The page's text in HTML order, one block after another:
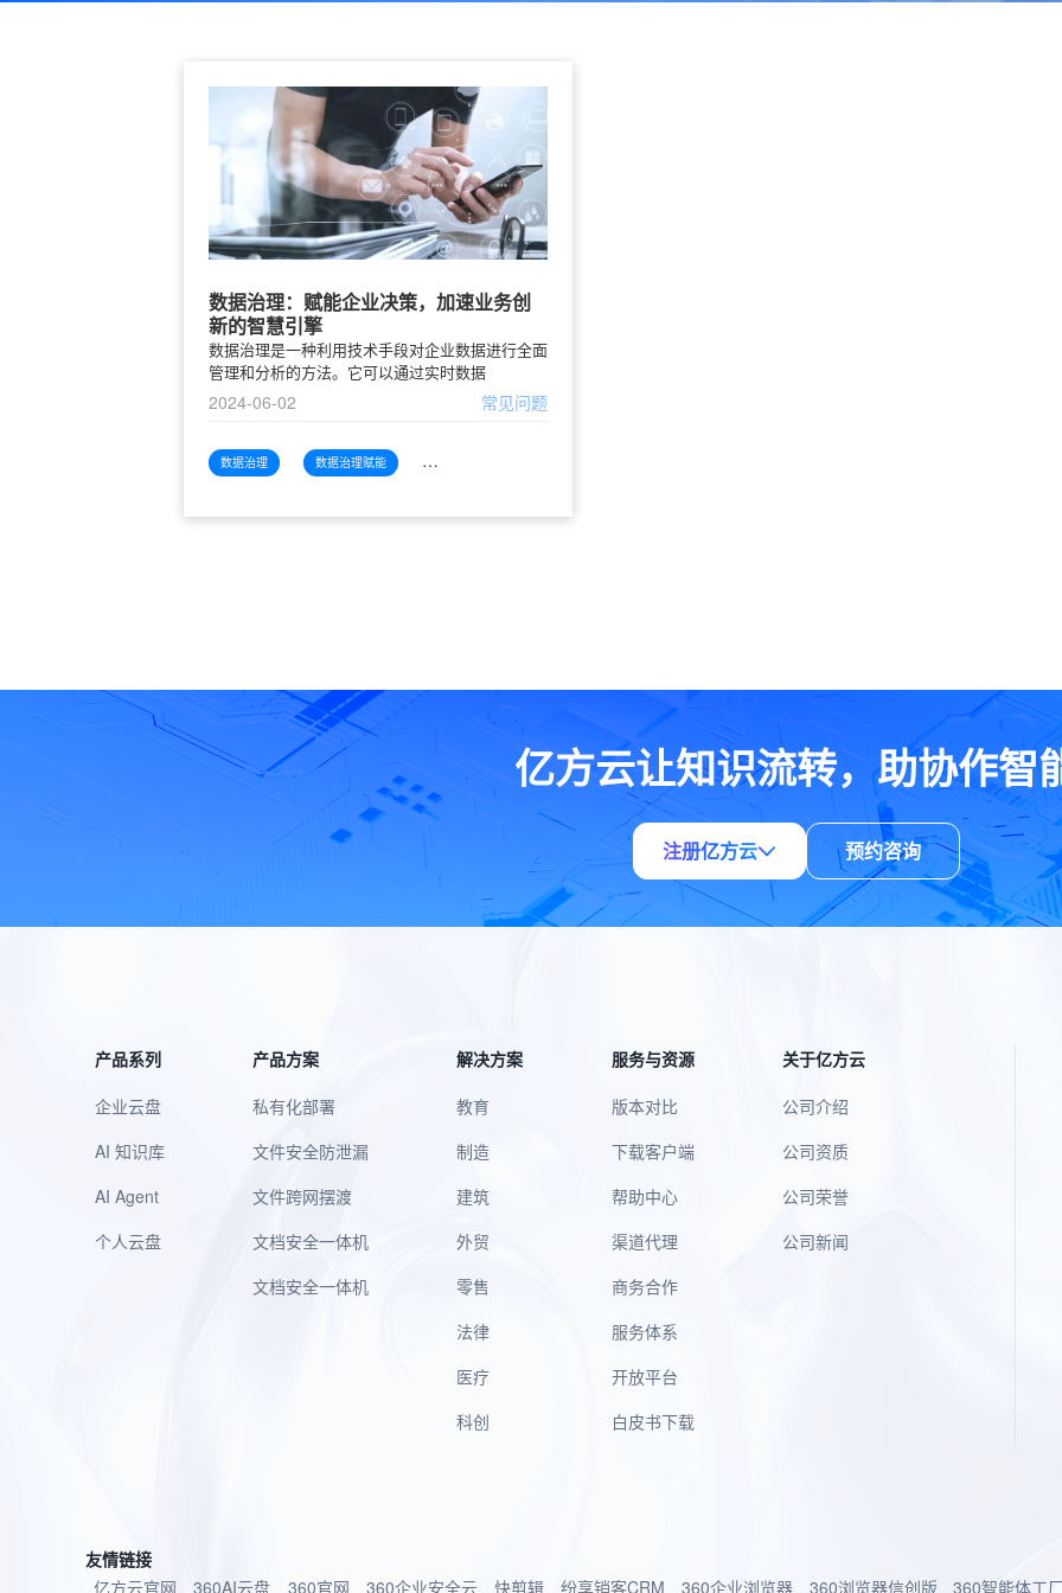
数据治理：赋能企业决策，加速业务创
新的智慧引擎
数据治理是一种利用技术手段对企业数据进行全面
管理和分析的方法。它可以通过实时数据
2024-06-02 常见问题
数据治理 数据治理赋能 数据治理赋能企业
亿方云让知识流转，助协作智
注册亿方云 预约咨询
产品系列
企业云盘
AI 知识库
AI Agent
个人云盘
产品方案
私有化部署
文件安全防泄漏
文件跨网摆渡
文档安全一体机
文档安全一体机
解决方案
教育
制造
建筑
外贸
零售
法律
医疗
科创
服务与资源
版本对比
下载客户端
帮助中心
渠道代理
商务合作
服务体系
开放平台
白皮书下载
关于亿方云
公司介绍
公司资质
公司荣誉
公司新闻
友情链接
亿方云官网
360AI云盘 360官网 360企业安全云 快剪辑 纷享销客CRM 360企业浏览器 360浏览器信创版 360智能体工